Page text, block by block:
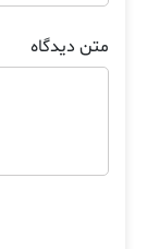
متن دیدگاه